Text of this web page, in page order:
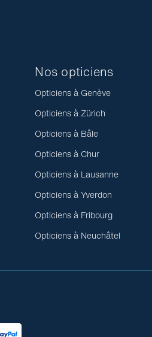
Nos opticiens
Opticiens à Genève
Opticiens à Zürich
Opticiens à Bâle
Opticiens à Chur
Opticiens à Lausanne
Opticiens à Yverdon
Opticiens à Fribourg
Opticiens à Neuchâtel